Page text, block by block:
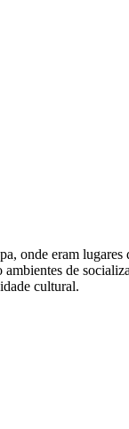
onde eram
de
cultural.